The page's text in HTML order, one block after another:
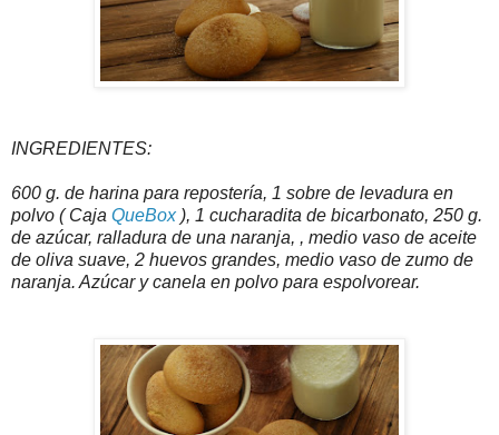
INGREDIENTES:
600 g. de harina para repostería, 1 sobre de levadura en
polvo ( Caja QueBox), 1 cucharadita de bicarbonato, 250 g.
de azúcar, ralladura de una naranja, , medio vaso de aceite
de oliva suave, 2 huevos grandes, medio vaso de zumo de
naranja. Azúcar y canela en polvo para espolvorear.